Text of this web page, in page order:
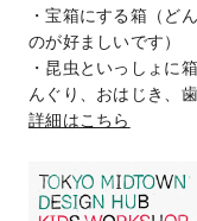
・宝箱にする箱（ど
のが好ましいです）
・昆虫といっしょに
んぐり、おはじき、
詳細はこちら